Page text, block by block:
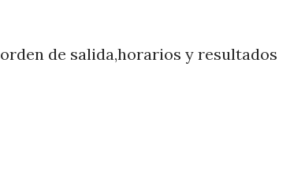
orden de salida,horarios y resultados